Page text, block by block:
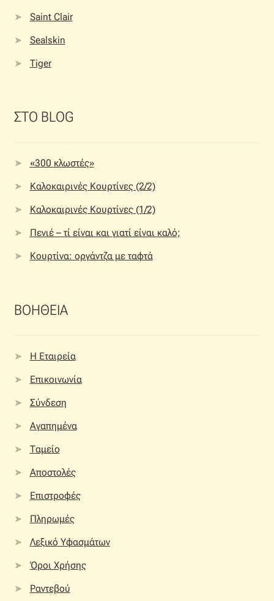
Saint Clair
Sealskin
Tiger
ΣΤΟ BLOG
«300 κλωστές»
Καλοκαιρινές Κουρτίνες (2/2)
Καλοκαιρινές Κουρτίνες (1/2)
Πενιέ – τί είναι και γιατί είναι καλό;
Κουρτίνα: οργάντζα με ταφτά
ΒΟΗΘΕΙΑ
Η Εταιρεία
Επικοινωνία
Σύνδεση
Αγαπημένα
Ταμείο
Αποστολές
Επιστροφές
Πληρωμές
Λεξικό Υφασμάτων
Όροι Χρήσης
Ραντεβού